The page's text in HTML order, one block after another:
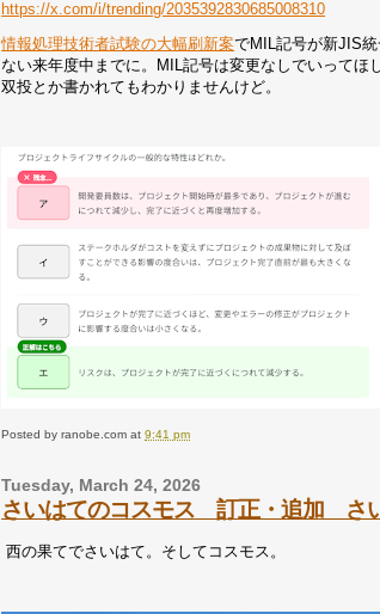
https://x.com/i/trending/2035392830685008310
情報処理技術者試験の大幅刷新案でMIL記号が新JIS
ない来年度中までに。MIL記号は変更なしでいって
双投とか書かれてもわかりませんけど。
Posted byranobe.com at9:41 pm
Tuesday, March 24, 2026
さいはてのコスモス 訂正・追加 さ
西の果てでさいはて。そしてコスモス。